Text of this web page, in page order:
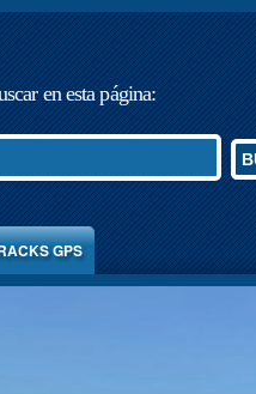
en esta página:
GPS